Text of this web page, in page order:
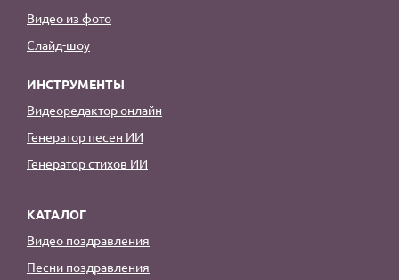
Видео из фото
Слайд-шоу
ИНСТРУМЕНТЫ
Видеоредактор онлайн
Генератор песен ИИ
Генератор стихов ИИ
КАТАЛОГ
Видео поздравления
Песни поздравления